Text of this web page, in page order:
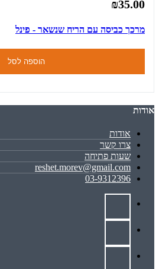
₪35.00
מרכך כביסה עם הריח שנשאר - פינל
הוספה לסל
אודות
אודות
צרו קשר
שעות פתיחה
reshet.morev@gmail.com
03-9312396